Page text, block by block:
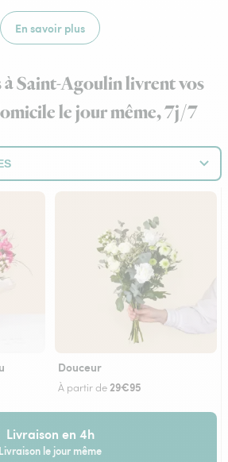
En savoir plus
Saint-Agoulin livrent vos
le jour même, 7j/7
Douceur
À partir de29€95
Livraison en 4h
Livraison le jour même